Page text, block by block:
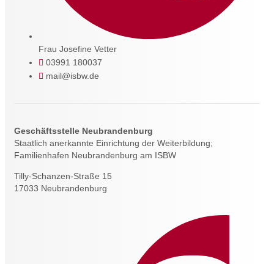
Frau Josefine Vetter
03991 180037
mail@isbw.de
Geschäftsstelle Neubrandenburg
Staatlich anerkannte Einrichtung der Weiterbildung;
Familienhafen Neubrandenburg am ISBW
Tilly-Schanzen-Straße 15
17033 Neubrandenburg